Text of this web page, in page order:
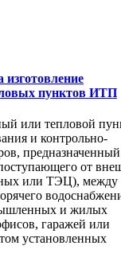
пунктов ИТП
или тепловой
и контрольно-
от
или ТЭЦ), между
и жилых
гаражей или
установленных